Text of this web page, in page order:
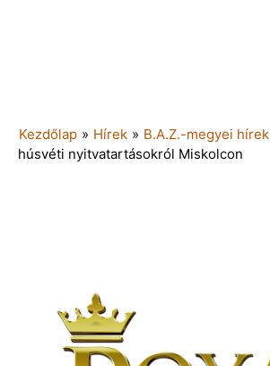
Kezdőlap » Hírek » B.A.Z.-megyei hírek
húsvéti nyitvatartásokról Miskolcon